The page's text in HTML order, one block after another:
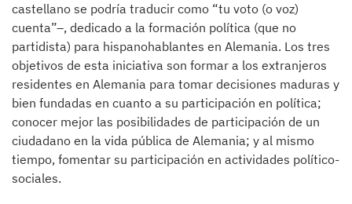
castellano se podría traducir como “tu voto (o voz)
cuenta”–, dedicado a la formación política (que no
partidista) para hispanohablantes en Alemania. Los tres
objetivos de esta iniciativa son formar a los extranjeros
residentes en Alemania para tomar decisiones maduras y
bien fundadas en cuanto a su participación en política;
conocer mejor las posibilidades de participación de un
ciudadano en la vida pública de Alemania; y al mismo
tiempo, fomentar su participación en actividades político-
sociales.